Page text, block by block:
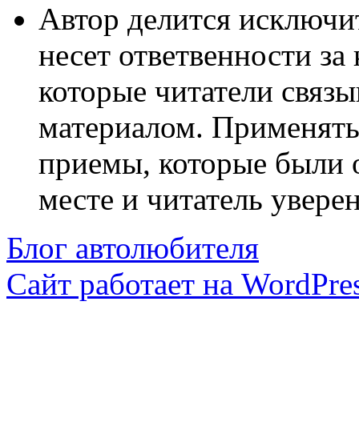
Автор делится
несет ответвенности
которые читатели
материалом.
приемы, которые были
месте и читатель
Блог автолюбителя
Сайт работает на